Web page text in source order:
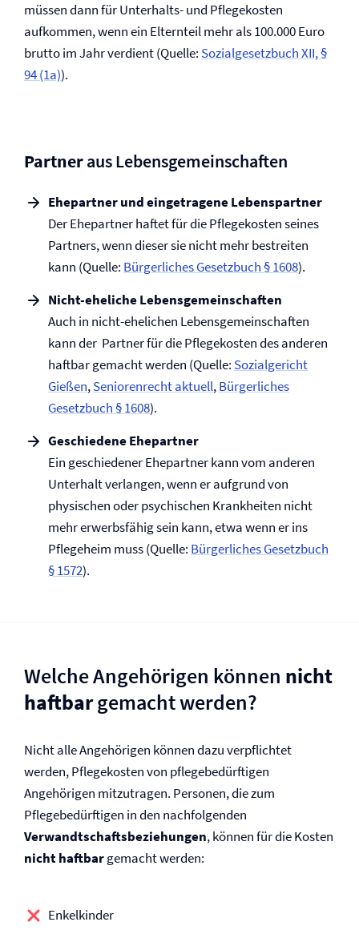
müssen dann für Unterhalts- und Pflegekosten
aufkommen, wenn ein Elternteil mehr als 100.000 Euro
brutto im Jahr verdient (Quelle: Sozialgesetzbuch XII, §
94 (1a)).
Partneraus Lebens­gemeinschaften
Ehepartner und eingetragene Lebenspartner
Der Ehepartner haftet für die Pflegekosten seines
Partners, wenn dieser sie nicht mehr bestreiten
kann (Quelle: Bürgerliches Gesetzbuch § 1608).
Nicht-eheliche Lebens­gemeinschaften
Auch in nicht-ehelichen Lebens­gemeinschaften
kann der Partner für die Pflegekosten des anderen
haftbar gemacht werden (Quelle: Sozialgericht
Gießen,Seniorenrecht aktuell,Bürgerliches
Gesetzbuch § 1608).
Geschiedene Ehepartner
Ein geschiedener Ehepartner kann vom anderen
Unterhalt verlangen, wenn er aufgrund von
physischen oder psychischen Krankheiten nicht
mehr erwerbsfähig sein kann, etwa wenn er ins
Pflegeheim muss (Quelle: Bürgerliches Gesetzbuch
§ 1572).
Welche Angehörigen können nicht
haftbargemacht werden?
Nicht alle Angehörigen können dazu verpflichtet
werden, Pflegekosten von pflegebedürftigen
Angehörigen mitzutragen. Personen, die zum
Pflegebedürftigen in den nachfolgenden
Verwandtschaftsbeziehungen, können für die Kosten
nicht haftbargemacht werden:
Enkelkinder